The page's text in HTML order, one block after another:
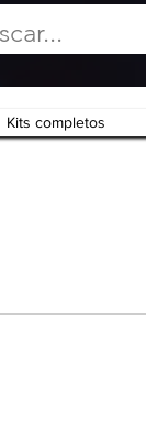
Kits completos